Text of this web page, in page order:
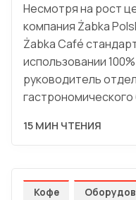
Несмотря на рост
компания Żabka
Żabka Café
использовании
руководитель
гастрономического
15 МИН ЧТЕНИЯ
Кофе